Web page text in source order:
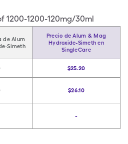
1200-1200-120mg/30ml
de Alum
Simeth
Precio de Alum & Mag
Hydroxide-Simeth en
SingleCare
$25.20
$26.10
-